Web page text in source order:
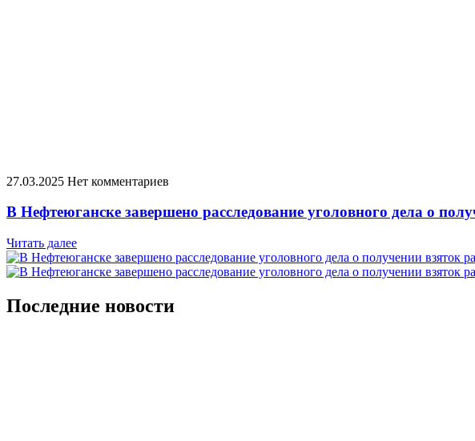
27.03.2025 Нет комментариев
В Нефтеюганске завершено расследование уголовного дела о
Читать далее
Последние новости